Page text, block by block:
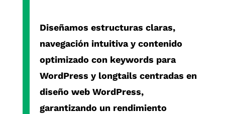
Diseñamos estructuras claras,
navegación intuitiva y contenido
optimizado con keywords para
WordPress y longtails centradas en
diseño web WordPress,
garantizando un rendimiento